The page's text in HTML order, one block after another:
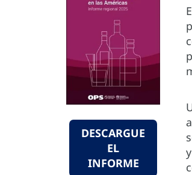
DESCARGUE
EL
INFORME